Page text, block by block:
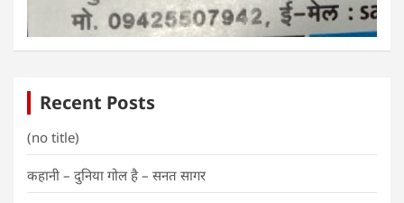
Recent Posts
(no title)
कहानी – दुनिया गोल है – सनत सागर